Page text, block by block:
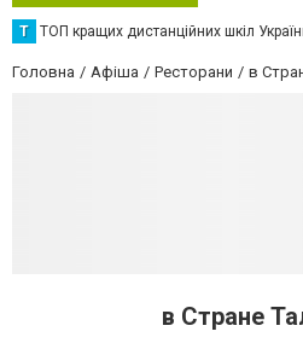
Т ТОП кращих дистанційних шкіл
Головна Афіша Ресторани в
в Стране